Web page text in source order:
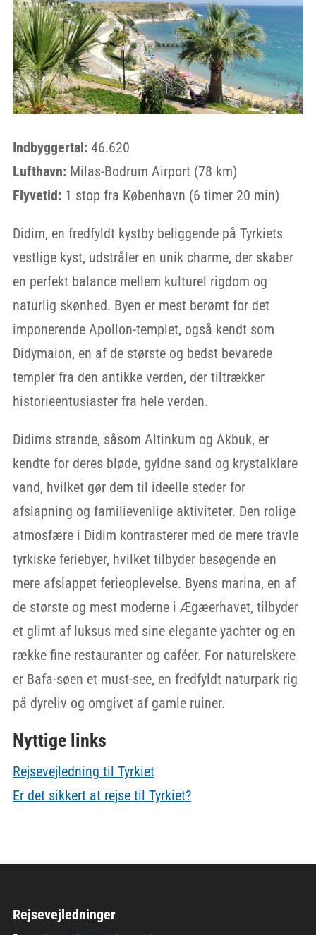
Indbyggertal:46.620
Lufthavn:Milas-Bodrum Airport (78 km)
Flyvetid:1 stop fra København (6 timer 20 min)
Didim, en fredfyldt kystby beliggende på Tyrkiets
vestlige kyst, udstråler en unik charme, der skaber
en perfekt balance mellem kulturel rigdom og
naturlig skønhed. Byen er mest berømt for det
imponerende Apollon-templet, også kendt som
Didymaion, en af de største og bedst bevarede
templer fra den antikke verden, der tiltrækker
historieentusiaster fra hele verden.
Didims strande, såsom Altinkum og Akbuk, er
kendte for deres bløde, gyldne sand og krystalklare
vand, hvilket gør dem til ideelle steder for
afslapning og familievenlige aktiviteter. Den rolige
atmosfære i Didim kontrasterer med de mere travle
tyrkiske feriebyer, hvilket tilbyder besøgende en
mere afslappet ferieoplevelse. Byens marina, en af
de største og mest moderne i Ægæerhavet, tilbyder
et glimt af luksus med sine elegante yachter og en
række fine restauranter og caféer. For naturelskere
er Bafa-søen et must-see, en fredfyldt naturpark rig
på dyreliv og omgivet af gamle ruiner.
Nyttige links
Rejsevejledning til Tyrkiet
Er det sikkert at rejse til Tyrkiet?
Rejsevejledninger